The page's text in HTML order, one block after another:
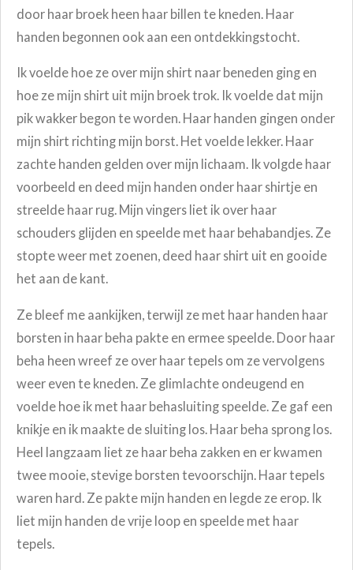
door haar broek heen haar billen te kneden. Haar
handen begonnen ook aan een ontdekkingstocht.
Ik voelde hoe ze over mijn shirt naar beneden ging en
hoe ze mijn shirt uit mijn broek trok. Ik voelde dat mijn
pik wakker begon te worden. Haar handen gingen onder
mijn shirt richting mijn borst. Het voelde lekker. Haar
zachte handen gelden over mijn lichaam. Ik volgde haar
voorbeeld en deed mijn handen onder haar shirtje en
streelde haar rug. Mijn vingers liet ik over haar
schouders glijden en speelde met haar behabandjes. Ze
stopte weer met zoenen, deed haar shirt uit en gooide
het aan de kant.
Ze bleef me aankijken, terwijl ze met haar handen haar
borsten in haar beha pakte en ermee speelde. Door haar
beha heen wreef ze over haar tepels om ze vervolgens
weer even te kneden. Ze glimlachte ondeugend en
voelde hoe ik met haar behasluiting speelde. Ze gaf een
knikje en ik maakte de sluiting los. Haar beha sprong los.
Heel langzaam liet ze haar beha zakken en er kwamen
twee mooie, stevige borsten tevoorschijn. Haar tepels
waren hard. Ze pakte mijn handen en legde ze erop. Ik
liet mijn handen de vrije loop en speelde met haar
tepels.